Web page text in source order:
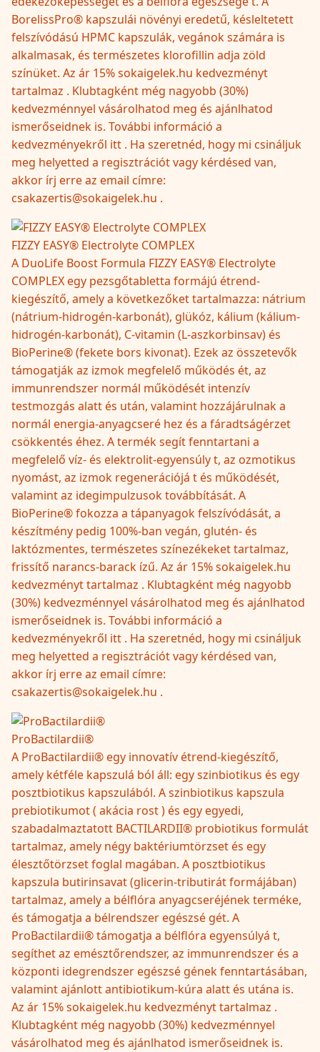
BorelissPro® kapszulái növényi eredetű, késleltetett
felszívódású HPMC kapszulák, vegánok számára is
alkalmasak, és természetes klorofillin adja zöld
színüket. Az ár 15% sokaigelek.hu kedvezményt
tartalmaz . Klubtagként még nagyobb (30%)
kedvezménnyel vásárolhatod meg és ajánlhatod
ismerőseidnek is. További információ a
kedvezményekről itt . Ha szeretnéd, hogy mi csináljuk
meg helyetted a regisztrációt vagy kérdésed van,
akkor írj erre az email címre:
csakazertis@sokaigelek.hu .
FIZZY EASY® Electrolyte COMPLEX
A DuoLife Boost Formula FIZZY EASY® Electrolyte
COMPLEX egy pezsgőtabletta formájú étrend-
kiegészítő, amely a következőket tartalmazza: nátrium
(nátrium-hidrogén-karbonát), glükóz, kálium (kálium-
hidrogén-karbonát), C-vitamin (L-aszkorbinsav) és
BioPerine® (fekete bors kivonat). Ezek az összetevők
támogatják az izmok megfelelő működés ét, az
immunrendszer normál működését intenzív
testmozgás alatt és után, valamint hozzájárulnak a
normál energia-anyagcseré hez és a fáradtságérzet
csökkentés éhez. A termék segít fenntartani a
megfelelő víz- és elektrolit-egyensúly t, az ozmotikus
nyomást, az izmok regenerációjá t és működését,
valamint az idegimpulzusok továbbítását. A
BioPerine® fokozza a tápanyagok felszívódását, a
készítmény pedig 100%-ban vegán, glutén- és
laktózmentes, természetes színezékeket tartalmaz,
frissítő narancs-barack ízű. Az ár 15% sokaigelek.hu
kedvezményt tartalmaz . Klubtagként még nagyobb
(30%) kedvezménnyel vásárolhatod meg és ajánlhatod
ismerőseidnek is. További információ a
kedvezményekről itt . Ha szeretnéd, hogy mi csináljuk
meg helyetted a regisztrációt vagy kérdésed van,
akkor írj erre az email címre:
csakazertis@sokaigelek.hu .
ProBactilardii®
A ProBactilardii® egy innovatív étrend-kiegészítő,
amely kétféle kapszulá ból áll: egy szinbiotikus és egy
posztbiotikus kapszulából. A szinbiotikus kapszula
prebiotikumot ( akácia rost ) és egy egyedi,
szabadalmaztatott BACTILARDII® probiotikus formulát
tartalmaz, amely négy baktériumtörzset és egy
élesztőtörzset foglal magában. A posztbiotikus
kapszula butirinsavat (glicerin-tributirát formájában)
tartalmaz, amely a bélflóra anyagcseréjének terméke,
és támogatja a bélrendszer egészsé gét. A
ProBactilardii® támogatja a bélflóra egyensúlyá t,
segíthet az emésztőrendszer, az immunrendszer és a
központi idegrendszer egészsé gének fenntartásában,
valamint ajánlott antibiotikum-kúra alatt és utána is.
Az ár 15% sokaigelek.hu kedvezményt tartalmaz .
Klubtagként még nagyobb (30%) kedvezménnyel
vásárolhatod meg és ajánlhatod ismerőseidnek is.